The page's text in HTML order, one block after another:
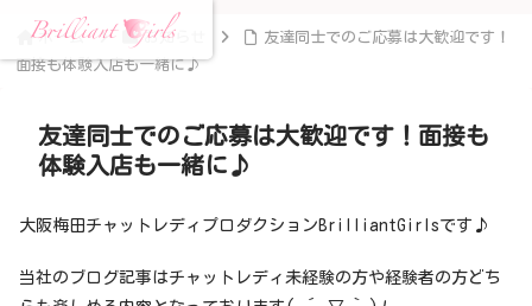
ホーム お知らせ
友達同士でのご応募は大歓迎です！
面接も体験入店も一緒に♪
友達同士でのご応募は大歓迎です！面接も
体験入店も一緒に♪
大阪梅田チャットレディプロダクションBrilliantGirlsです♪
当社のブログ記事はチャットレディ未経験の方や経験者の方どち